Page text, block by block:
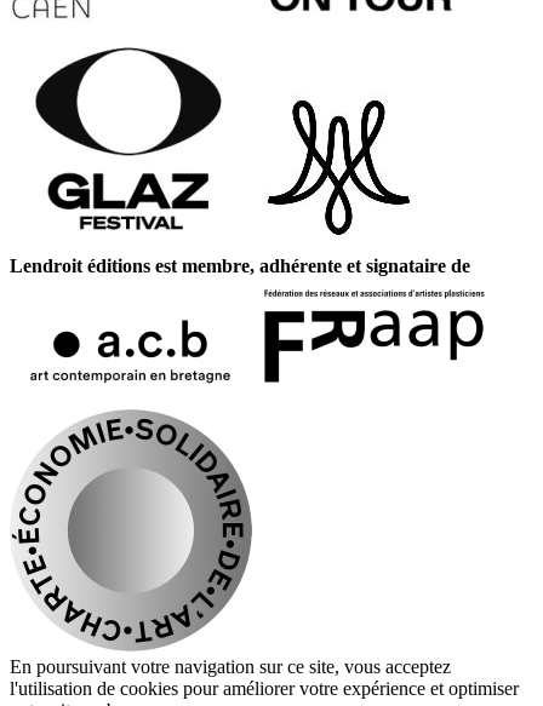
Lendroit éditions est membre, adhérente et signataire de
En poursuivant votre navigation sur ce site, vous acceptez
l'utilisation de cookies pour améliorer votre expérience et optimiser